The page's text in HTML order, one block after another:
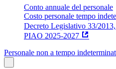
Conto annuale del personale
Costo personale tempo
Decreto Legislativo 33/
PIAO 2025-2027
Personale non a tempo